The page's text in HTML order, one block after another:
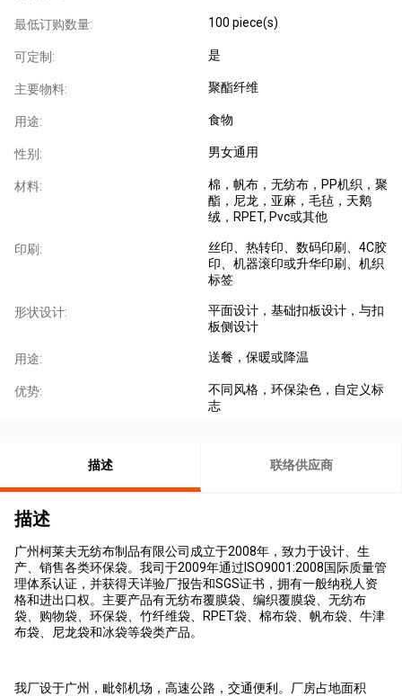
最低订购数量: 100 piece(s)
可定制: 是
主要物料: 聚酯纤维
用途: 食物
性别: 男女通用
材料:
棉，帆布，无纺布，PP机织，聚
酯，尼龙，亚麻，毛毡，天鹅
绒，RPET, Pvc或其他
印刷:
丝印、热转印、数码印刷、4C胶
印、机器滚印或升华印刷、机织
标签
形状设计:
平面设计，基础扣板设计，与扣
板侧设计
用途: 送餐，保暖或降温
优势:
不同风格，环保染色，自定义标
志
描述 联络供应商
描述
广州柯莱夫无纺布制品有限公司成立于2008年，致力于设计、生
产、销售各类环保袋。我司于2009年通过ISO9001:2008国际质量管
理体系认证，并获得天详验厂报告和SGS证书，拥有一般纳税人资
格和进出口权。主要产品有无纺布覆膜袋、编织覆膜袋、无纺布
袋、购物袋、环保袋、竹纤维袋、RPET袋、棉布袋、帆布袋、牛津
布袋、尼龙袋和冰袋等袋类产品。
我厂设于广州，毗邻机场，高速公路，交通便利。厂房占地面积